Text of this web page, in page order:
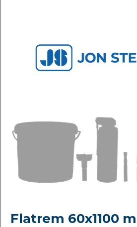
Flatrem 60x1100